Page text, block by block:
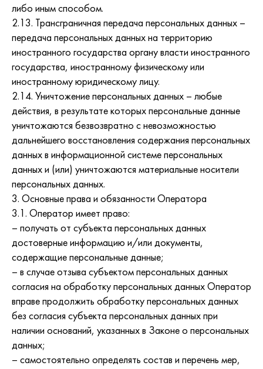
либо иным способом.
2.13. Трансграничная передача персональных данных –
передача персональных данных на территорию
иностранного государства органу власти иностранного
государства, иностранному физическому или
иностранному юридическому лицу.
2.14. Уничтожение персональных данных – любые
действия, в результате которых персональные данные
уничтожаются безвозвратно с невозможностью
дальнейшего восстановления содержания персональных
данных в информационной системе персональных
данных и (или) уничтожаются материальные носители
персональных данных.
3. Основные права и обязанности Оператора
3.1. Оператор имеет право:
– получать от субъекта персональных данных
достоверные информацию и/или документы,
содержащие персональные данные;
– в случае отзыва субъектом персональных данных
согласия на обработку персональных данных Оператор
вправе продолжить обработку персональных данных
без согласия субъекта персональных данных при
наличии оснований, указанных в Законе о персональных
данных;
– самостоятельно определять состав и перечень мер,